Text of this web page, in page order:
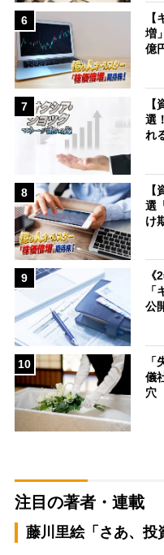
6
増
億
7
選
れ
8
選
け
9
公
10
儀
穴
注目の著者・連載
藤川里絵「さあ、投